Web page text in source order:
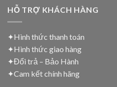
HỖ TRỢ KHÁCH HÀNG
✦Hình thức thanh toán
✦Hình thức giao hàng
✦Đổi trả – Bảo Hành
✦Cam kết chính hãng